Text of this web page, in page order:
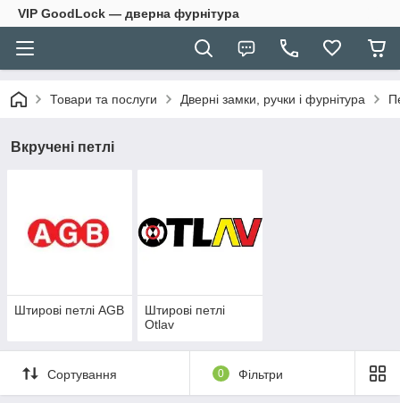
VIP GoodLock — дверна фурнітура
Товари та послуги Дверні замки, ручки і фурнітура
Вкручені петлі
Штирові петлі AGB
Штирові петлі
Otlav
Сортування 0 Фільтри